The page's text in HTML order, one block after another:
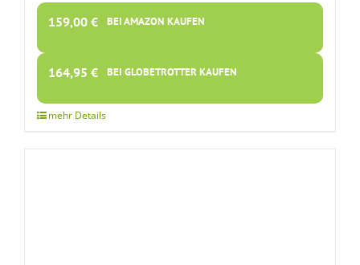
159,00 € BEI AMAZON KAUFEN
164,95 € BEI GLOBETROTTER KAUFEN